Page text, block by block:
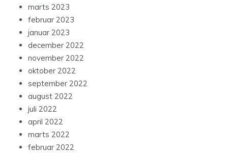
marts 2023
februar 2023
januar 2023
december 2022
november 2022
oktober 2022
september 2022
august 2022
juli 2022
april 2022
marts 2022
februar 2022